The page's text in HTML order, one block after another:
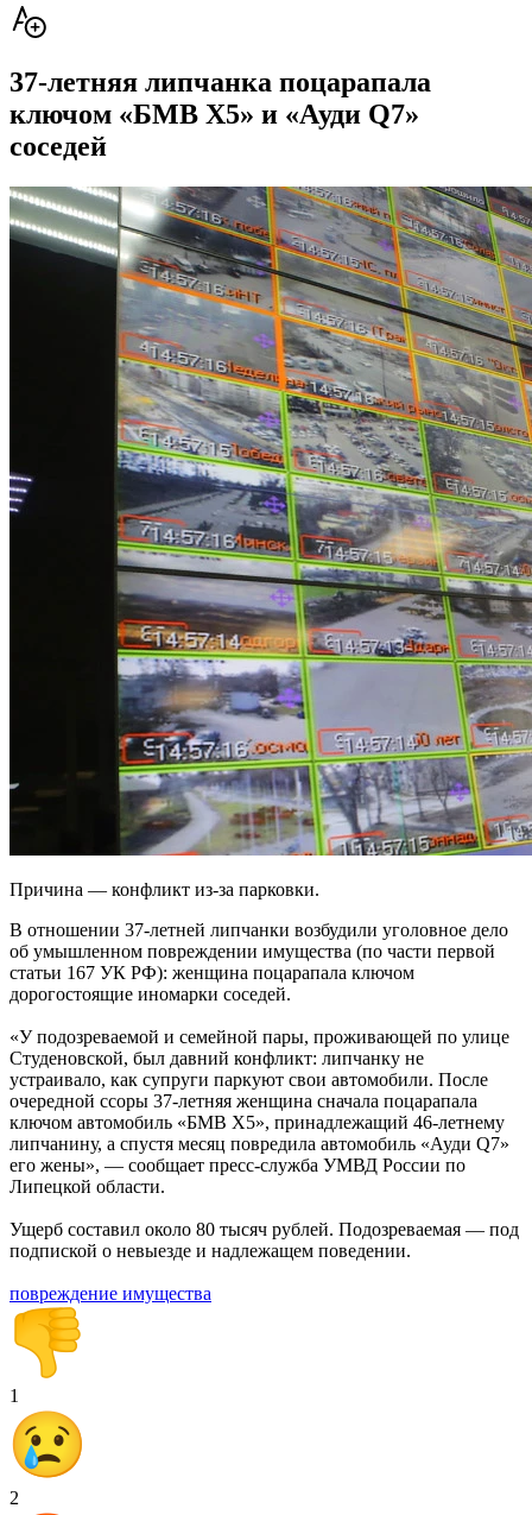
37-летняя липчанка поцарапала
ключом «БМВ Х5» и «Ауди Q7»
соседей
Причина — конфликт из-за парковки.
В отношении 37-летней липчанки возбудили уголовное дело
об умышленном повреждении имущества (по части первой
статьи 167 УК РФ): женщина поцарапала ключом
дорогостоящие иномарки соседей.
«У подозреваемой и семейной пары, проживающей по улице
Студеновской, был давний конфликт: липчанку не
устраивало, как супруги паркуют свои автомобили. После
очередной ссоры 37-летняя женщина сначала поцарапала
ключом автомобиль «БМВ Х5», принадлежащий 46-летнему
липчанину, а спустя месяц повредила автомобиль «Ауди Q7»
его жены», — сообщает пресс-служба УМВД России по
Липецкой области.
Ущерб составил около 80 тысяч рублей. Подозреваемая — под
подпиской о невыезде и надлежащем поведении.
повреждение имущества
1
2